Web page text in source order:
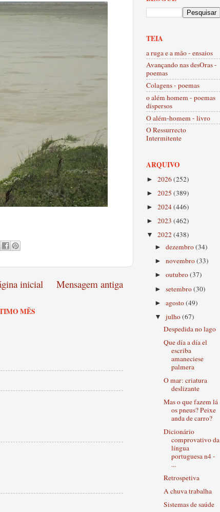
Mensagem antiga
inicial
MÊS
TEIA
a ruga e a mão - ensaios
Avançando nas desOras -
poemas
Colagens - poemas
o além homem - poemas
dispersos
O além-homem - livro
O Ressurrecto
Intermitente
ARQUIVO
► 2026(252)
► 2025 (389)
► 2024(446)
► 2023 (462)
▼ 2022(438)
►dezembro(34)
►novembro(33)
►outubro(37)
►setembro(30)
►agosto(49)
▼julho(67)
Despedida no lago
Que día a día el
escriba
amaneciese
palmera
O mar: criatura
deslizante
Mas o que fazem lá
os pneus? Peixe
anda de carro?
Dicionário
comprovativo da
língua
portuguesa n4 -
...
Retrospetiva
A chuva trabalha
Sistemas de saúde